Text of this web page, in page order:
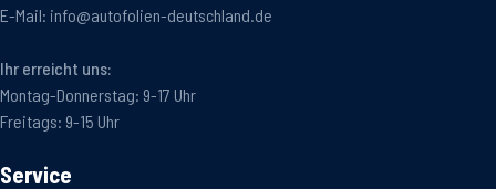
E-Mail: info@autofolien-deutschland.de
Ihr erreicht uns:
Montag-Donnerstag: 9-17 Uhr
Freitags: 9-15 Uhr
Service